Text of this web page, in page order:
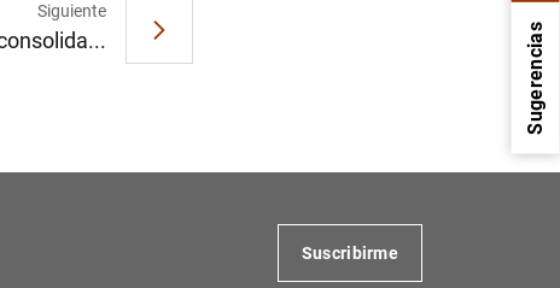
Siguiente
Sugerencias
Suscribirme